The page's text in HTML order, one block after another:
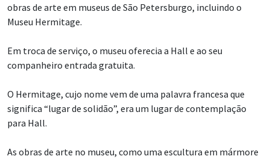
obras de arte em museus de São Petersburgo, incluindo o
Museu Hermitage.
Em troca de serviço, o museu oferecia a Hall e ao seu
companheiro entrada gratuita.
O Hermitage, cujo nome vem de uma palavra francesa que
significa “lugar de solidão”, era um lugar de contemplação
para Hall.
As obras de arte no museu, como uma escultura em mármore